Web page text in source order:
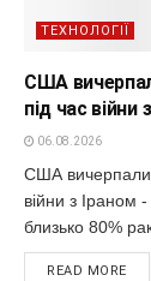
ТЕХНОЛОГІЇ
США
під час війни
06.08.2026
США вичерпали
війни з Іраном
близько 80%
READ MORE